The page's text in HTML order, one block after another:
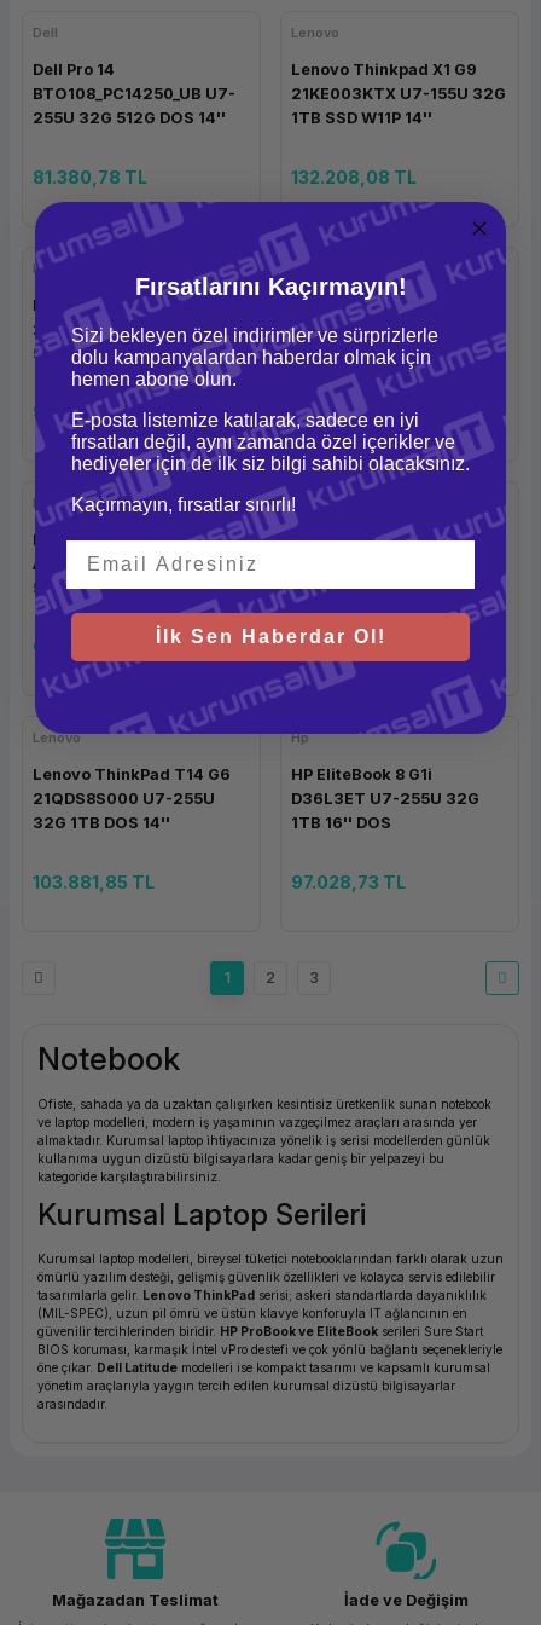
Dell
Dell Pro 14
BTO108_PC14250_UB U7-
255U 32G 512G DOS 14''
81.380,78 TL
Lenovo
Lenovo Thinkpad X1 G9
21KE003KTX U7-155U 32G
1TB SSD W11P 14''
132.208,08 TL
Lenovo
Lenovo ThinkPad T16 G4
21QFS0F7TX U7-255U 16G
512G W11P 16''
90.232,73 TL
Hp
HP EliteBook 6 G1i
AV3Z0AW U7-255U 16G
512G W11P 16''
68.531,18 TL
Hp
HP EliteBook 6 G1i
AV3Z0AD U7-255U 16G
512G DOS 16''
62.249,16 TL
Dell
Dell Pro 14 BTO107-
512G DOS 14''
72.243,29 TL
Lenovo
Lenovo ThinkPad T14 G6
21QDS8S000 U7-255U
32G 1TB DOS 14''
103.881,85 TL
Hp
HP EliteBook 8 G1i
D36L3ET U7-255U 32G
1TB 16'' DOS
97.028,73 TL
1 2 3
Notebook
Ofiste, sahada ya da uzaktan çalışırken kesintisiz üretkenlik sunan notebook
ve laptop modelleri, modern iş yaşamının vazgeçilmez araçları arasında yer
almaktadır. Kurumsal laptop ihtiyacınıza yönelik iş serisi modellerden günlük
kullanıma uygun dizüstü bilgisayarlara kadar geniş bir yelpazeyi bu
kategoride karşılaştırabilirsiniz.
Kurumsal Laptop Serileri
Kurumsal laptop modelleri, bireysel tüketici notebooklarından farklı olarak uzun
ömürlü yazılım desteği, gelişmiş güvenlik özellikleri ve kolayca servis edilebilir
tasarımlarla gelir. Lenovo ThinkPad serisi; askeri standartlarda dayanıklılık
(MIL-SPEC), uzun pil ömrü ve üstün klavye konforuyla IT ağlancının en
güvenilir tercihlerinden biridir. HP ProBook ve EliteBook serileri Sure Start
BIOS koruması, karmaşık İntel vPro destefi ve çok yönlü bağlantı seçenekleriyle
öne çıkar. Dell Latitude modelleri ise kompakt tasarımı ve kapsamlı kurumsal
yönetim araçlarıyla yaygın tercih edilen kurumsal dizüstü bilgisayarlar
arasındadır.
Notebook fiyatları; işlemci nesline, RAM kapasitesine, ekran çözünrlüğüne,
depolama türüne ve marka / seriye göre geniş bir yelpazede değişir. Kurumsal
kullanım için satın alma sonrası servis kapsamı ve garanti süresi, notebook
fiyatı kadar önemlidir — zira ekipman downtime maliyeti çoğu zaman cihaz
fiyatını aşar.
Mağazadan Teslimat İade ve Değişim
Fırsatlarını Kaçırmayın!
Sizi bekleyen özel indirimler ve sürprizlerle
dolu kampanyalardan haberdar olmak için
hemen abone olun.
E-posta listemize katılarak, sadece en iyi
fırsatları değil, aynı zamanda özel içerikler ve
hediyeler için de ilk siz bilgi sahibi olacaksınız.
Kaçırmayın, fırsatlar sınırlı!
İlk Sen Haberdar Ol!